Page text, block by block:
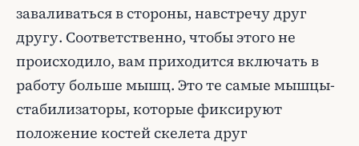
заваливаться в стороны, навстречу друг
другу. Соответственно, чтобы этого не
происходило, вам приходится включать в
работу больше мышц. Это те самые мышцы-
стабилизаторы, которые фиксируют
положение костей скелета друг